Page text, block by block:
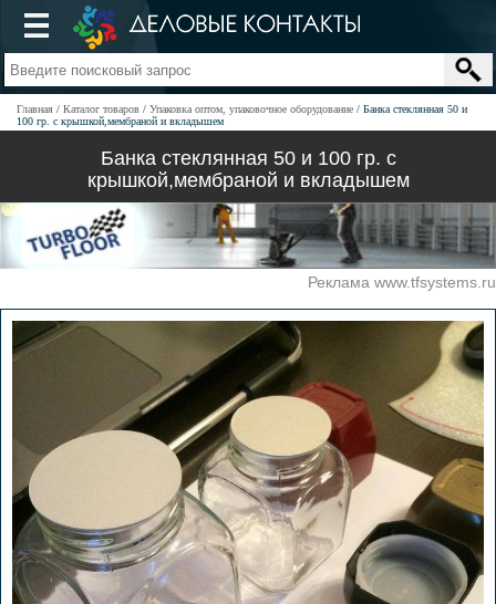
Главная Каталог товаров Упаковка оптом, упаковочное оборудование
Банка стеклянная 50 и
100 гр. с крышкой,мембраной и вкладышем
Банка стеклянная 50 и 100 гр. с
крышкой,мембраной и вкладышем
Реклама www.tfsystems.ru